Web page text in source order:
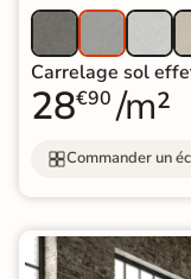
Carrelage sol
28€90 /m²
Commander un